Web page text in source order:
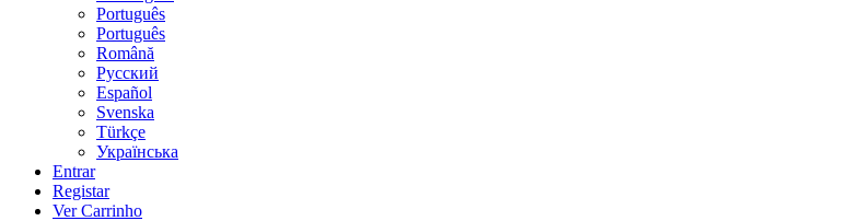
Português
Português
Română
Русский
Español
Svenska
Türkçe
Українська
Entrar
Registar
Ver Carrinho